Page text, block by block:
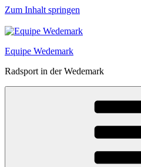
Zum Inhalt springen
Equipe Wedemark
Radsport in der Wedemark